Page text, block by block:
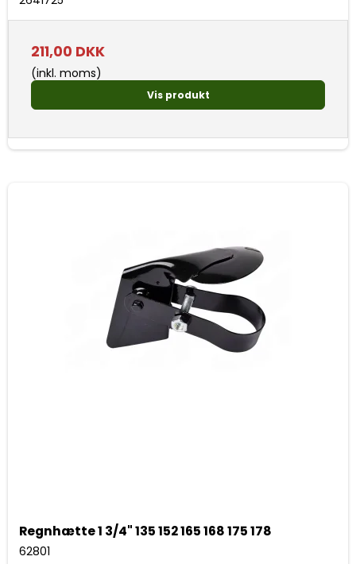
211,00 DKK
(inkl. moms)
Vis produkt
Regnhætte 1 3/4" 135 152 165 168 175 178
62801